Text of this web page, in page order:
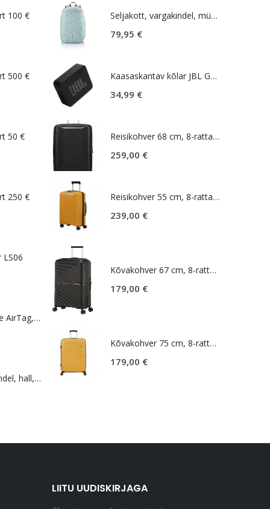
100 €
500 €
50 €
250 €
LS06
Lokaliseerija Apple AirTag, valge
Seljakott, vargakindel, hall, Bobby Soft
Seljakott, vargakindel, mündiroheline, Bobby Soft
79,95 €
Kaasaskantav kõlar JBL GO Essential 2, IP67, must
34,99 €
Reisikohver 68 cm, 8-rattaline, must, laiendatav, TSA koodlukk, Samsonite Upscape
259,00 €
Reisikohver 55 cm, 8-rattaline, kollane, laiendatav, TSA koodlukk, Samsonite Upscape
239,00 €
Kõvakohver 67 cm, 8-rattaline, must (Onyx Black), TSA koodlukk, American Tourister Airconic
179,00 €
Kõvakohver 75 cm, 8-rattaline, kollane (Sunset Yellow), TSA koodlukk, American Tourister Air Move
179,00 €
LIITU UUDISKIRJAGA